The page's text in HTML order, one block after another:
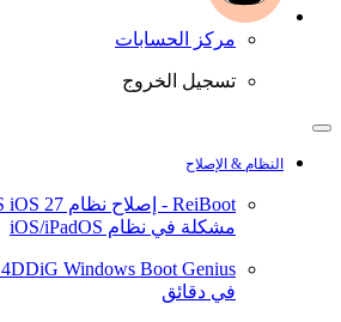
مركز الحسابات
تسجيل الخروج
النظام & الإصلاح
ReiBoot - إصلاح نظام iOS iOS 27
مشكلة في نظام iOS/iPadOS
4DDiG Windows Boot Genius
في دقائق